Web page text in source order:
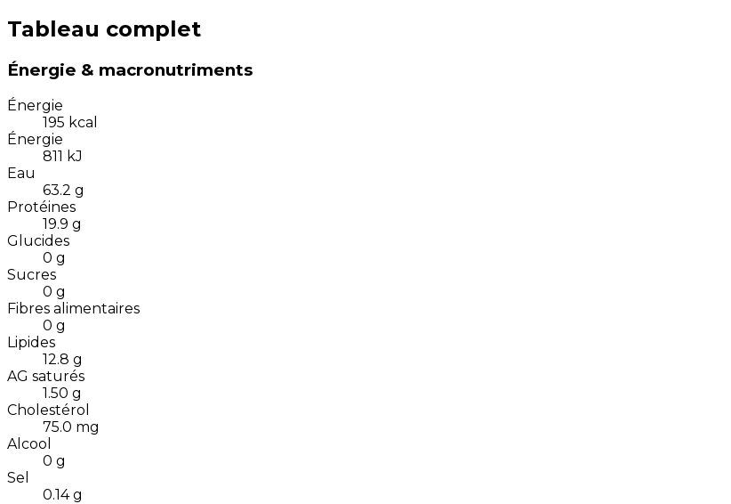
Tableau complet
Énergie & macronutriments
Énergie
195 kcal
Énergie
811 kJ
Eau
63.2 g
Protéines
19.9 g
Glucides
0 g
Sucres
0 g
Fibres alimentaires
0 g
Lipides
12.8 g
AG saturés
1.50 g
Cholestérol
75.0 mg
Alcool
0 g
Sel
0.14 g